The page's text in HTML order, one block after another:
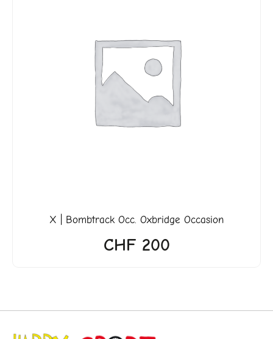
X | Bombtrack Occ. Oxbridge Occasion
CHF200